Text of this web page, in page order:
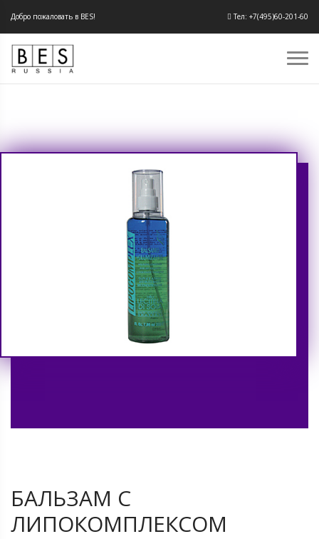
Добро пожаловать в BES! Тел: +7(495)60-201-60
БАЛЬЗАМ С
ЛИПОКОМПЛЕКСОМ